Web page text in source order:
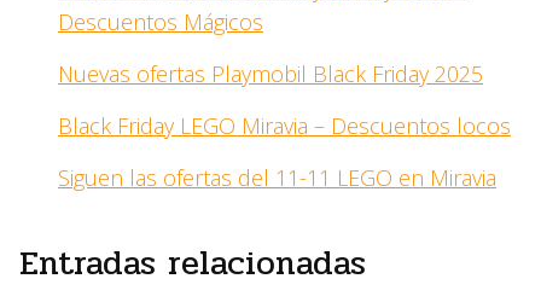
Descuentos Mágicos
Nuevas ofertas Playmobil Black Friday 2025
Black Friday LEGO Miravia – Descuentos locos
Siguen las ofertas del 11-11 LEGO en Miravia
Entradas relacionadas